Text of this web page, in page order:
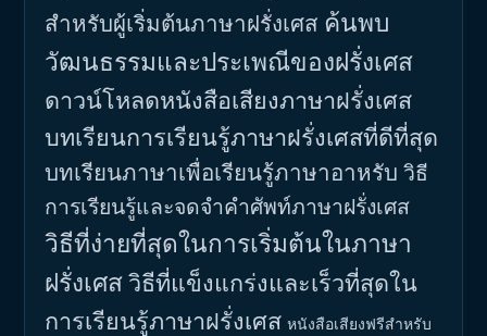
สำหรับผู้เริ่มต้นภาษาฝรั่งเศส ค้นพบ
วัฒนธรรมและประเพณีของฝรั่งเศส
ดาวน์โหลดหนังสือเสียงภาษาฝรั่งเศส
บทเรียนการเรียนรู้ภาษาฝรั่งเศสที่ดีที่สุด
บทเรียนภาษาเพื่อเรียนรู้ภาษาอาหรับ วิธี
การเรียนรู้และจดจำคำศัพท์ภาษาฝรั่งเศส
วิธีที่ง่ายที่สุดในการเริ่มต้นในภาษา
ฝรั่งเศสวิธีที่แข็งแกร่งและเร็วที่สุดใน
การเรียนรู้ภาษาฝรั่งเศส หนังสือเสียงฟรีสำหรับ